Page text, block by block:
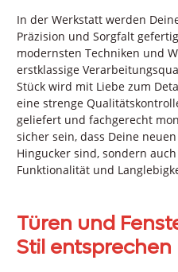
In der Werkstatt werden
Präzision und Sorgfalt
modernsten Techniken und
erstklassige
Stück wird mit Liebe zum
eine strenge
geliefert und fachgerecht
sicher sein, dass Deine
Hingucker sind, sondern
Funktionalität und
Türen und
Stil entsprechen